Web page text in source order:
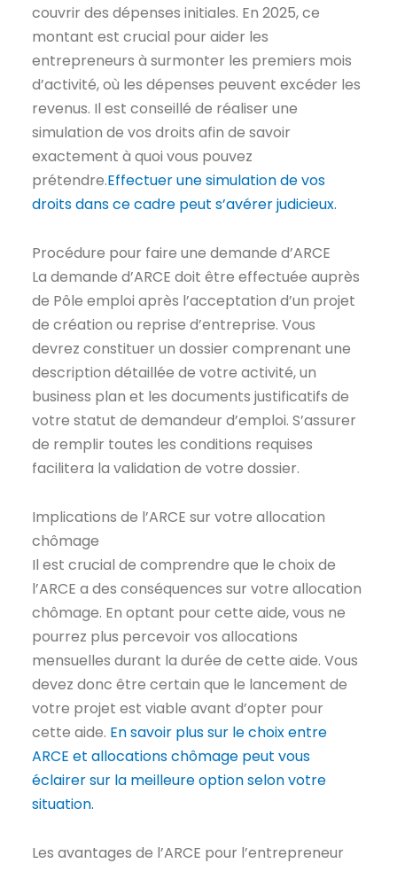
couvrir des dépenses initiales. En 2025, ce
montant est crucial pour aider les
entrepreneurs à surmonter les premiers mois
d’activité, où les dépenses peuvent excéder les
revenus. Il est conseillé de réaliser une
simulation de vos droits afin de savoir
exactement à quoi vous pouvez
prétendre.Effectuer une simulation de vos
droits dans ce cadre peut s’avérer judicieux.
Procédure pour faire une demande d’ARCE
La demande d’ARCE doit être effectuée auprès
de Pôle emploi après l’acceptation d’un projet
de création ou reprise d’entreprise. Vous
devrez constituer un dossier comprenant une
description détaillée de votre activité, un
business plan et les documents justificatifs de
votre statut de demandeur d’emploi. S’assurer
de remplir toutes les conditions requises
facilitera la validation de votre dossier.
Implications de l’ARCE sur votre allocation
chômage
Il est crucial de comprendre que le choix de
l’ARCE a des conséquences sur votre allocation
chômage. En optant pour cette aide, vous ne
pourrez plus percevoir vos allocations
mensuelles durant la durée de cette aide. Vous
devez donc être certain que le lancement de
votre projet est viable avant d’opter pour
cette aide. En savoir plus sur le choix entre
ARCE et allocations chômage peut vous
éclairer sur la meilleure option selon votre
situation.
Les avantages de l’ARCE pour l’entrepreneur